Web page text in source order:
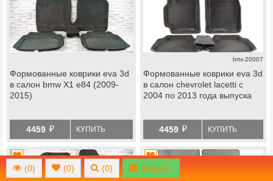
Формованные коврики eva 3d
в салон bmw Х1 e84 (2009-
2015)
4459 й КУПИТЬ
brtx-20007
Формованные коврики eva 3d
в салон chevrolet lacetti с
2004 по 2013 года выпуска
4459 й КУПИТЬ
(0) (0) (0) Вопрос